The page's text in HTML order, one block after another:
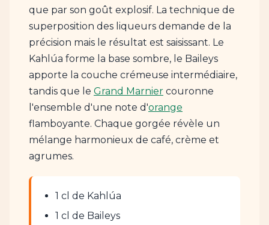
que par son goût explosif. La technique de
superposition des liqueurs demande de la
précision mais le résultat est saisissant. Le
Kahlúa forme la base sombre, le Baileys
apporte la couche crémeuse intermédiaire,
tandis que le Grand Marnier couronne
l'ensemble d'une note d'orange
flamboyante. Chaque gorgée révèle un
mélange harmonieux de café, crème et
agrumes.
1 cl de Kahlúa
1 cl de Baileys